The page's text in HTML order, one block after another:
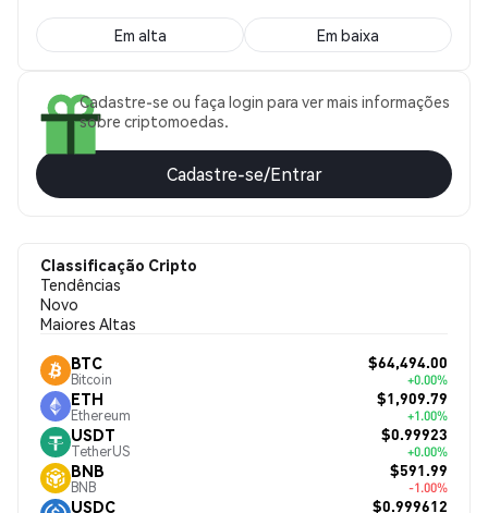
Em alta Em baixa
Cadastre-se ou faça login para ver mais informações
sobre criptomoedas.
Cadastre-se/Entrar
Classificação Cripto
Tendências
Novo
Maiores Altas
BTC
Bitcoin
$64,494.00
+0.00%
ETH
Ethereum
$1,909.79
+1.00%
USDT
TetherUS
$0.99923
+0.00%
BNB
BNB
$591.99
-1.00%
USDC $0.999612